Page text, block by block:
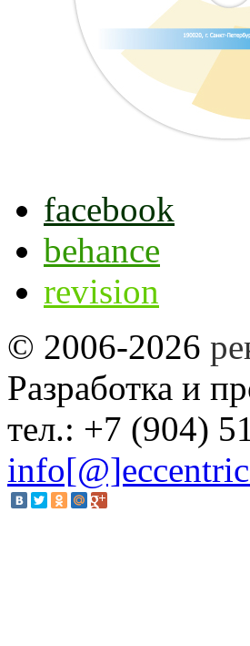
facebook
behance
revision
© 2006-2026
Разработка и
тел.: +7 (904)